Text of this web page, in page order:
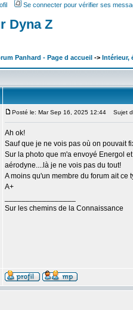
Se connecter pour vérifier ses
Dyna Z
Panhard - Page d accueil -> Intérieur,
Posté le: Mar Sep 16, 2025 12:44 Sujet
Ah ok!
Sauf que je ne vois pas où on pouvait
Sur la photo que m'a envoyé Energol
aérodyne....là je ne vois pas du tout!
A moins qu'un membre du forum ait ce
A+
Sur les chemins de la Connaissance